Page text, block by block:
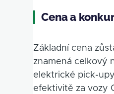
Cena a
Základní cena
znamená celkový
elektrické pick-
efektivitě za vozy